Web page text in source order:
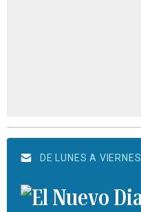
DE LUNES A VIERNES